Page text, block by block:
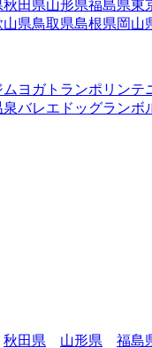
秋田県山形県福島県東
山県鳥取県島根県岡山
ム ヨガトランポリンテ
バレエ ドッグランボ
秋田県 山形県 福島